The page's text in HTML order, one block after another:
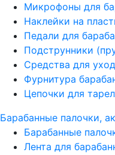
Микрофоны для
Наклейки на
Педали для
Подструнники
Средства для
Фурнитура
Цепочки для
Барабанные палочки,
Барабанные
Лента для